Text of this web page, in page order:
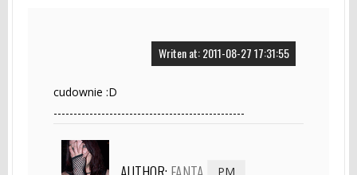
Writen at: 2011-08-27 17:31:55
cudownie :D
------------------------------------------------
PM